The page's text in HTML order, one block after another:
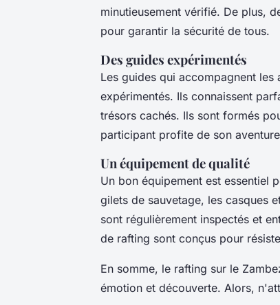
minutieusement vérifié. De plus,
pour garantir la sécurité de tous.
Des guides expérimentés
Les guides qui accompagnent
expérimentés. Ils connaissent
trésors cachés. Ils sont formés
participant profite de son
Un équipement de qualité
Un bon équipement est essentiel
gilets de sauvetage, les casques
sont régulièrement inspectés et
de rafting sont conçus pour
En somme, le rafting sur le
émotion et découverte. Alors,